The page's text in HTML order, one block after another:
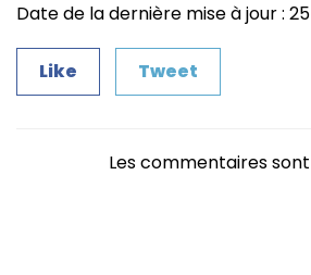
Date de la dernière mise à jour :
Like Tweet
Les commentaires